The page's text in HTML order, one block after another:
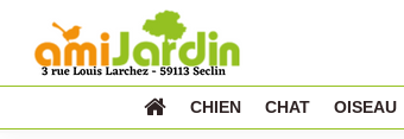
CHIEN CHAT OISEAU